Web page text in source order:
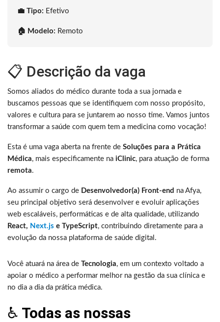
💼 Tipo: Efetivo
🏠 Modelo: Remoto
📋 Descrição da vaga
Somos aliados do médico durante toda a sua jornada e
buscamos pessoas que se identifiquem com nosso propósito,
valores e cultura para se juntarem ao nosso time. Vamos juntos
transformar a saúde com quem tem a medicina como vocação!
Esta é uma vaga aberta na frente de Soluções para a Prática
Médica, mais especificamente na iClinic, para atuação de forma
remota.
Ao assumir o cargo de Desenvolvedor(a) Front-end na Afya,
seu principal objetivo será desenvolver e evoluir aplicações
web escaláveis, performáticas e de alta qualidade, utilizando
React, Next.js e TypeScript, contribuindo diretamente para a
evolução da nossa plataforma de saúde digital.
Você atuará na área de Tecnologia, em um contexto voltado a
apoiar o médico a performar melhor na gestão da sua clínica e
no dia a dia da prática médica.
♿ Todas as nossas